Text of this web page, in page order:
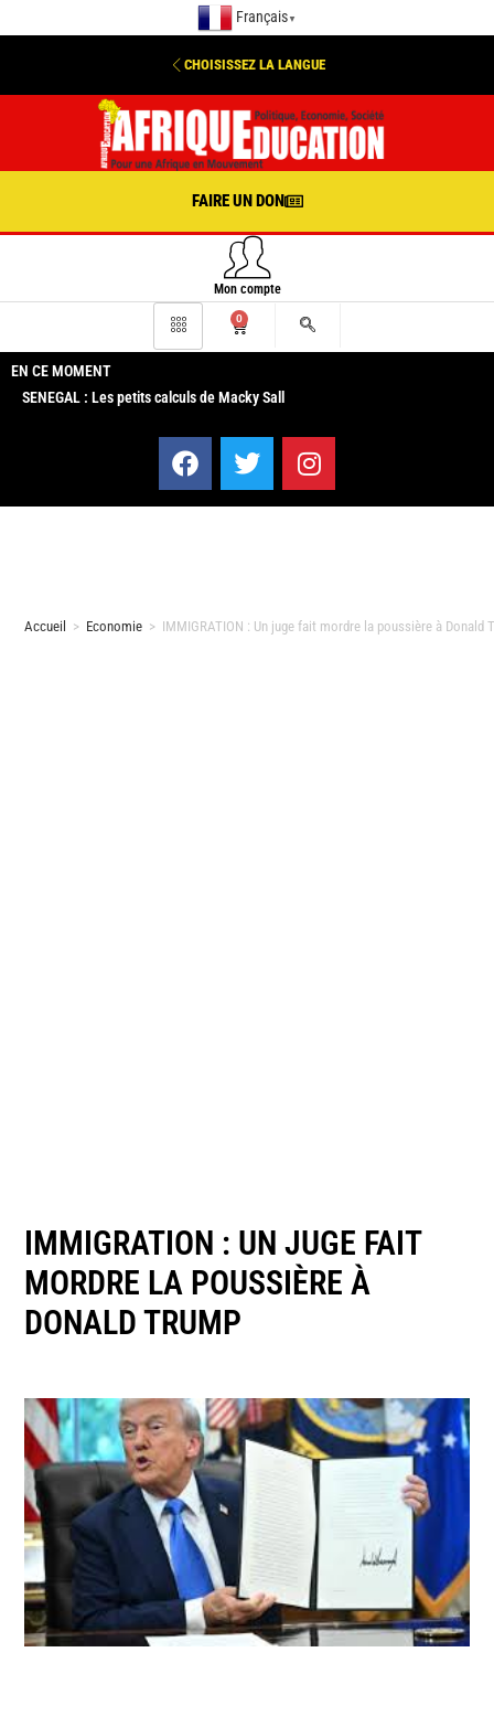
Français ▼
CHOISISSEZ LA LANGUE
FAIRE UN DON
Mon compte
0
EN CE MOMENT
SENEGAL : Les petits calculs de Macky Sall
Accueil > Economie > IMMIGRATION : Un juge fait mordre la poussière à Donald
IMMIGRATION : UN JUGE FAIT
MORDRE LA POUSSIÈRE À
DONALD TRUMP